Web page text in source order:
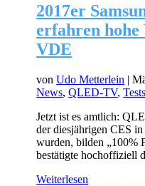
2017er
erfahren hohe
VDE
vonUdo Metterlein |
News,QLED-TV,Tests
Jetzt ist es amtlich:
der diesjährigen CES
wurden, bilden „100%
bestätigte hochoffiziell
Weiterlesen